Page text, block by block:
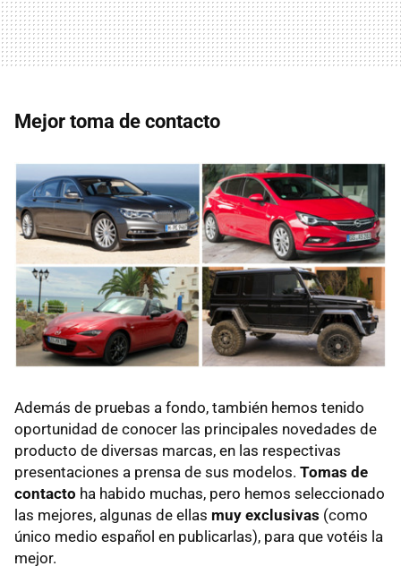
Mejor toma de contacto
Además de pruebas a fondo, también hemos tenido
oportunidad de conocer las principales novedades de
producto de diversas marcas, en las respectivas
presentaciones a prensa de sus modelos. Tomas de
contacto ha habido muchas, pero hemos seleccionado
las mejores, algunas de ellas muy exclusivas (como
único medio español en publicarlas), para que votéis la
mejor.